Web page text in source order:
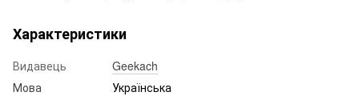
Характеристики
Видавець
Geekach
Мова
Українська